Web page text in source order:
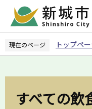
ペ
の
現在のページ トップペ
すべての飲